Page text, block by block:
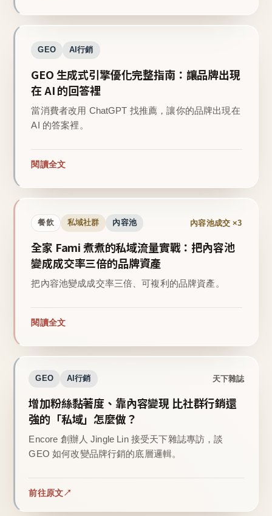
GEO AI行銷
GEO 生成式引擎優化完整指南：讓品牌出現
在 AI 的回答裡
當消費者改用 ChatGPT 找推薦，讓你的品牌出現在
AI 的答案裡。
閱讀全文
餐飲 私域社群 內容池 內容池成交 ×3
全家 Fami 煮煮的私域流量實戰：把內容池
變成成交率三倍的品牌資產
把內容池變成成交率三倍、可複利的品牌資產。
閱讀全文
GEO AI行銷 天下雜誌
增加粉絲黏著度、靠內容變現 比社群行銷還
強的「私域」怎麼做？
Encore 創辦人 Jingle Lin 接受天下雜誌專訪，談
GEO 如何改變品牌行銷的底層邏輯。
前往原文